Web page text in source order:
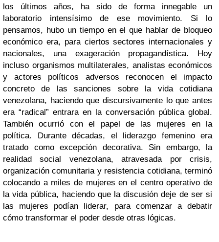
los últimos años, ha sido de forma innegable un
laboratorio intensísimo de ese movimiento. Si lo
pensamos, hubo un tiempo en el que hablar de bloqueo
económico era, para ciertos sectores internacionales y
nacionales, una exageración propagandística. Hoy
incluso organismos multilaterales, analistas económicos
y actores políticos adversos reconocen el impacto
concreto de las sanciones sobre la vida cotidiana
venezolana, haciendo que discursivamente lo que antes
era “radical” entrara en la conversación pública global.
También ocurrió con el papel de las mujeres en la
política. Durante décadas, el liderazgo femenino era
tratado como excepción decorativa. Sin embargo, la
realidad social venezolana, atravesada por crisis,
organización comunitaria y resistencia cotidiana, terminó
colocando a miles de mujeres en el centro operativo de
la vida pública, haciendo que la discusión deje de ser si
las mujeres podían liderar, para comenzar a debatir
cómo transformar el poder desde otras lógicas.